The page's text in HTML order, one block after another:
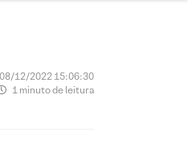
12/2022 15:06:30
1 minuto de leitura